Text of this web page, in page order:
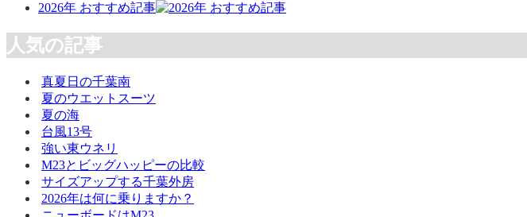
2026年 おすすめ記事
人気の記事
真夏日の千葉南
夏のウエットスーツ
夏の海
台風13号
強い東ウネリ
M23とビッグハッピーの比較
サイズアップする千葉外房
2026年は何に乗りますか？